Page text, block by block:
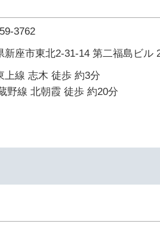
3762
新座市東北2-31-14 第二福島ビル
上線 志木 徒歩 約3分
野線 北朝霞 徒歩 約20分